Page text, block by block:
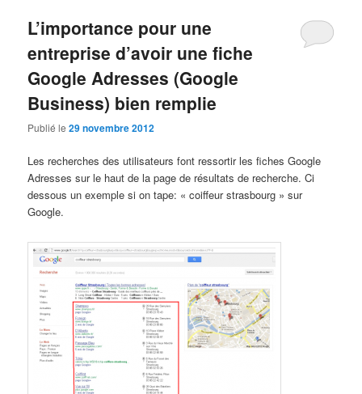
L’importance pour une
entreprise d’avoir une fiche
Google Adresses (Google
Business) bien remplie
Publié le29 novembre 2012
Les recherches des utilisateurs font ressortir les fiches Google
Adresses sur le haut de la page de résultats de recherche. Ci
dessous un exemple si on tape: « coiffeur strasbourg » sur
Google.